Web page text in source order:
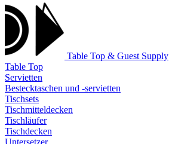
Table Top & Guest Supply
Table Top
Servietten
Bestecktaschen und -servietten
Tischsets
Tischmitteldecken
Tischläufer
Tischdecken